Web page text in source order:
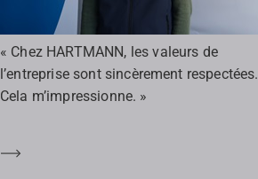
« Chez HARTMANN, les valeurs de
l’entreprise sont sincèrement respectées.
Cela m’impressionne. »